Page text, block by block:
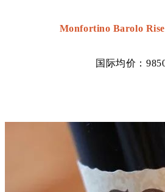
Monfortino Barolo
国际均价：